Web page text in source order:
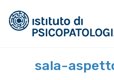
sala-